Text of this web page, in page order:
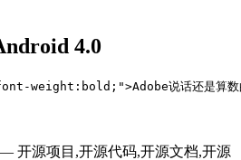
4.0
weight:bold;">Adobe说话还是算
开源项目,开源代码,开源文档,开源